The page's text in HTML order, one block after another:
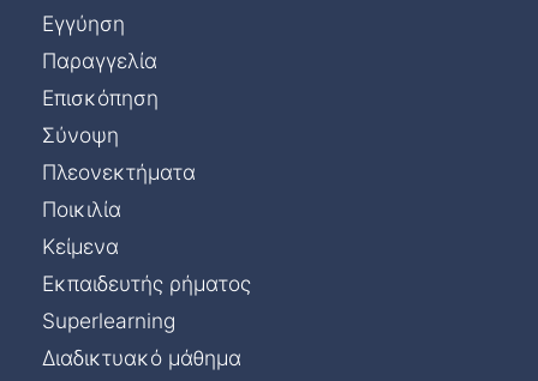
Εγγύηση
Παραγγελία
Επισκόπηση
Σύνοψη
Πλεονεκτήματα
Ποικιλία
Κείμενα
Εκπαιδευτής ρήματος
Superlearning
Διαδικτυακό μάθημα